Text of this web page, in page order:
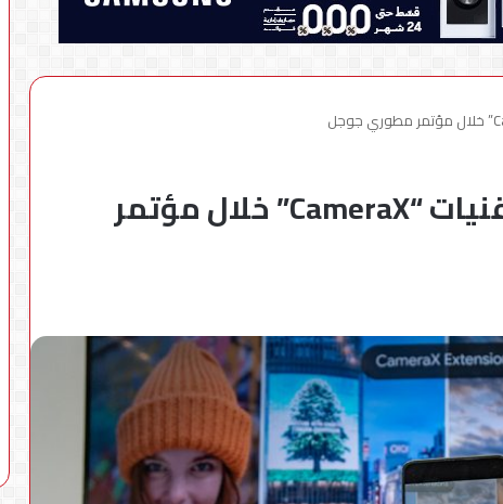
“OPPO” تستعرض أحدث تقنيات “CameraX” خلال مؤتمر